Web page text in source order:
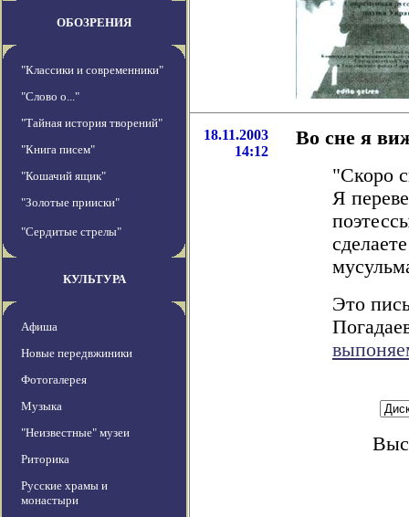
ОБОЗРЕНИЯ
"Классики и современники"
"Слово о..."
"Тайная история творений"
"Книга писем"
"Кошачий ящик"
"Золотые прииски"
"Сердитые стрелы"
КУЛЬТУРА
Афиша
Новые передвжиники
Фотогалерея
Музыка
"Неизвестные" музеи
Риторика
Русские храмы и
монастыри
18.11.2003
14:12
Во сне я
"Скоро
Я
Это